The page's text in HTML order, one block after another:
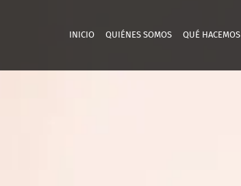
INICIO QUIÉNES SOMOS QUÉ HACEMOS